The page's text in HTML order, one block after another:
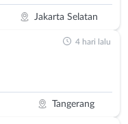
Jakarta Selatan
Tangerang
4 hari lalu